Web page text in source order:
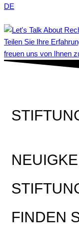
DE
Teilen Sie Ihre
freuen uns von Ihnen
FINDEN